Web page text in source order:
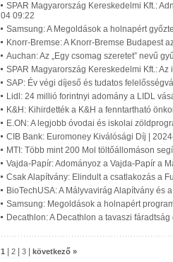
SPAR Magyarország Kereskedelmi Kft.:
04 09:22
Samsung: A Megoldások a holnapért
Knorr-Bremse: A Knorr-Bremse Budapest
Auchan: Az „Egy csomag szeretet” nevű
SPAR Magyarország Kereskedelmi Kft.:
SAP: Év végi díjeső és tudatos
Lidl: 24 millió forintnyi adomány a LIDL
K&H: Kihirdették a K&H a fenntartható
E.ON: A legjobb óvodai és iskolai
CIB Bank: Euromoney Kiválósági Díj |
MTI: Több mint 200 Mol töltőállomáson
Vajda-Papír: Adományoz a Vajda-Papír a
Csak Alapítvány: Elindult a csatlakozás a
BioTechUSA: A Mályvavirág Alapítvány és
Samsung: Megoldások a holnapért
Decathlon: A Decathlon a tavaszi
1 2 3 következő »